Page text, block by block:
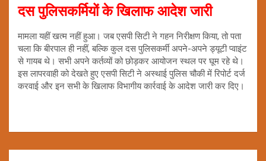
दस पुलिसकर्मियों के खिलाफ आदेश जारी
मामला यहीं खत्म नहीं हुआ। जब एसपी सिटी ने गहन निरीक्षण किया, तो पता
चला कि बीरपाल ही नहीं, बल्कि कुल दस पुलिसकर्मी अपने-अपने ड्यूटी प्वाइंट
से गायब थे। सभी अपने कर्तव्यों को छोड़कर आयोजन स्थल पर घूम रहे थे।
इस लापरवाही को देखते हुए एसपी सिटी ने अस्थाई पुलिस चौकी में रिपोर्ट दर्ज
करवाई और इन सभी के खिलाफ विभागीय कार्रवाई के आदेश जारी कर दिए।